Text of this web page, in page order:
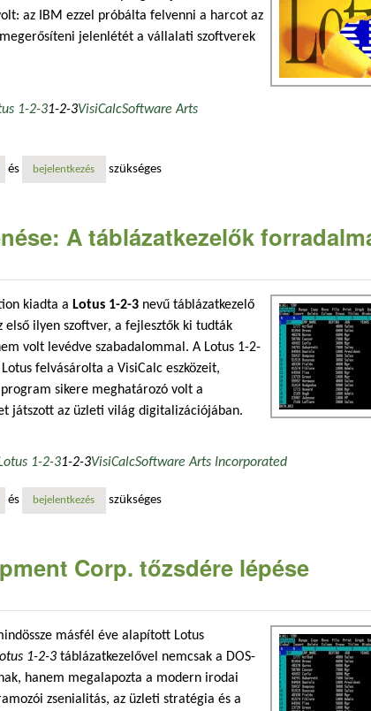
az IBM ezzel próbálta felvenni a harcot az
jelenlétét a vállalati szoftverek
1-2-31-2-3VisiCalcSoftware Arts
a lotus céget tartalommal kapcsolatosan
és bejelentkezés szükséges
A táblázatkezelők
kiadta a Lotus 1-2-3 nevű táblázatkezelő
első ilyen szoftver, a fejlesztők ki tudták
volt levédve szabadalommal. A Lotus 1-2-
felvásárolta a VisiCalc eszközeit,
sikere meghatározó volt a
játszott az üzleti világ digitalizációjában.
1-2-31-2-3VisiCalcSoftware Arts Incorporated
forradalma tartalommal kapcsolatosan
és bejelentkezés szükséges
Corp. tőzsdére lépése
másfél éve alapított Lotus
1-2-3 táblázatkezelővel nemcsak a DOS-
hanem megalapozta a modern irodai
zsenialitás, az üzleti stratégia és a